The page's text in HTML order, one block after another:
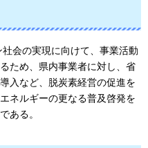
会の実現に向けて、事業活動
ため、県内事業者に対し、省
入など、脱炭素経営の促進を
ネルギーの更なる普及啓発を
ある。